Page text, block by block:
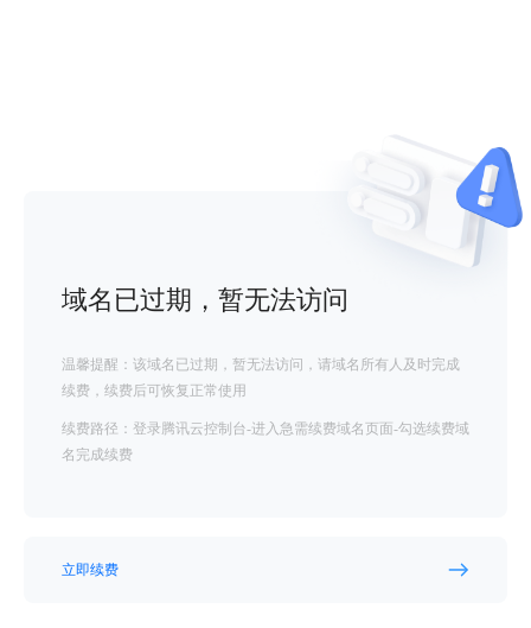
域名已过期，暂无法访问
温馨提醒：该域名已过期，暂无法访问，请域名所有人及时完成
续费，续费后可恢复正常使用
续费路径：登录腾讯云控制台-进入急需续费域名页面-勾选续费域
名完成续费
立即续费